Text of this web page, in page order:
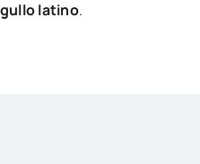
latino.